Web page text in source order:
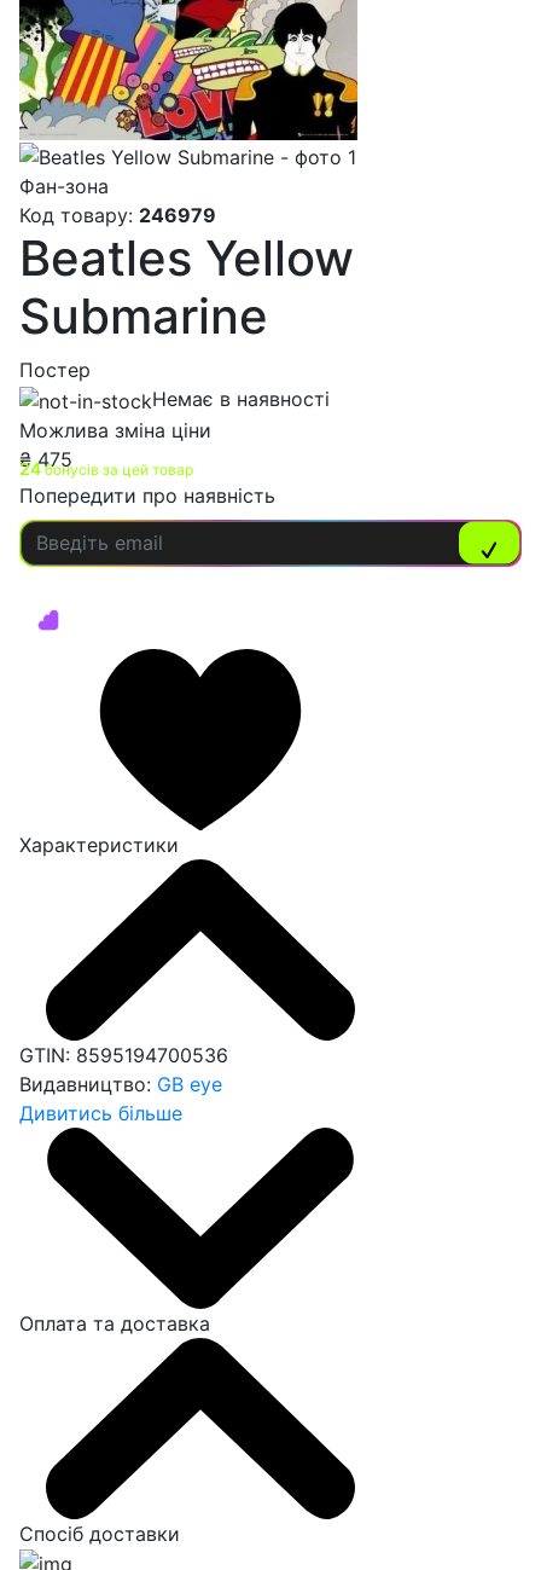
Фан-зона
Код товару: 246979
Beatles Yellow
Submarine
Постер
Немає в наявності
Можлива зміна ціни
₴475
24бонусів за цей товар
Попередити про наявність
Характеристики
GTIN: 8595194700536
Видавництво: GB eye
Дивитись більше
Оплата та доставка
Спосіб доставки